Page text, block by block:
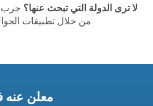
لا ترى الدولة التي تبحث عنها؟
من خلال تطبيقات
معلن عنه